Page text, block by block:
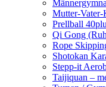
Mutter-Vater-
Prellball
Qi Gong
Rope
Shotokan
Stepp-it
Taijiquan –